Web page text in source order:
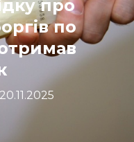
про
по
20.11.2025